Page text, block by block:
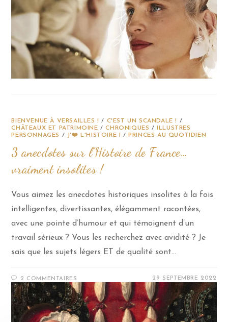
BIENVENUE À VERSAILLES ! / C'EST UN SCANDALE ! /
CHÂTEAUX ET PATRIMOINE /CHRONIQUES /
ILLUSTRES
PERSONNAGES / J'❤️ L'HISTOIRE ! / PRINCES AU QUOTIDIEN
3 anecdotes sur l’Histoire de France…
vraiment insolites !
Vous aimez les anecdotes historiques insolites à la fois
intelligentes, divertissantes, élégamment racontées,
avec une pointe d’humour et qui témoignent d’un
travail sérieux ? Vous les recherchez avec avidité ? Je
sais que les sujets légers ET de qualité sont…
2 COMMENTAIRES 29 SEPTEMBRE 2022